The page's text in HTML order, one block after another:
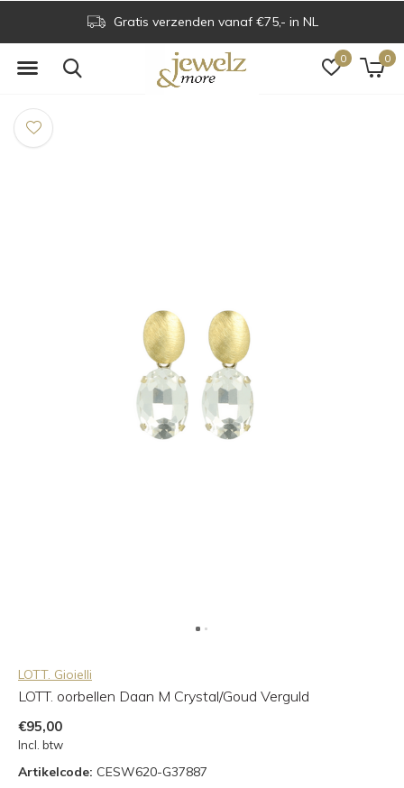
0 0
Gratis verzenden vanaf €75,- in NL
LOTT. Gioielli
LOTT. oorbellen Daan M Crystal/Goud Verguld
€95,00
Incl. btw
Artikelcode: CESW620-G37887